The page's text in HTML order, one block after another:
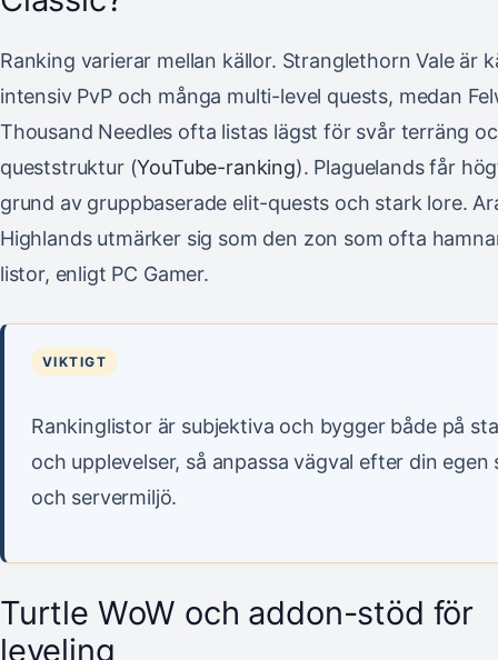
Ranking varierar mellan källor. Stranglethorn Vale är
intensiv PvP och många multi-level quests, medan
Thousand Needles ofta listas lägst för svår terräng
queststruktur (YouTube-ranking). Plaguelands får
grund av gruppbaserade elit-quests och stark lore.
Highlands utmärker sig som den zon som ofta
listor, enligt PC Gamer.
VIKTIGT
Rankinglistor är subjektiva och bygger både på
och upplevelser, så anpassa vägval efter din egen
och servermiljö.
Turtle WoW och addon-stöd för
leveling